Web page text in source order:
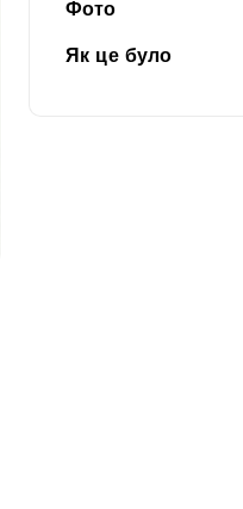
Фото
Як це було